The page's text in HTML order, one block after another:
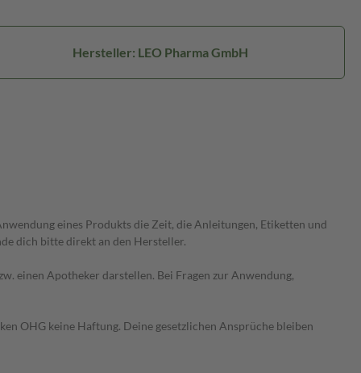
Hersteller: LEO Pharma GmbH
eines Produkts die Zeit, die Anleitungen, Etiketten und
dich bitte direkt an den Hersteller.
einen Apotheker darstellen. Bei Fragen zur Anwendung,
OHG keine Haftung. Deine gesetzlichen Ansprüche bleiben